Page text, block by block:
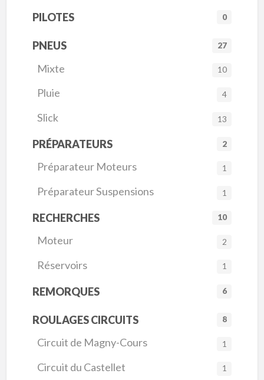
PILOTES 0
PNEUS 27
Mixte 10
Pluie 4
Slick 13
PRÉPARATEURS 2
Préparateur Moteurs 1
Préparateur Suspensions 1
RECHERCHES 10
Moteur 2
Réservoirs 1
REMORQUES 6
ROULAGES CIRCUITS 8
Circuit de Magny-Cours 1
Circuit du Castellet 1